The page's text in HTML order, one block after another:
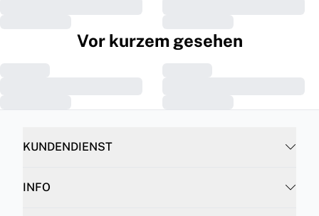
Vor kurzem gesehen
KUNDENDIENST
INFO